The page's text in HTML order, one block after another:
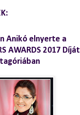
Anikó elnyerte a
AWARDS 2017 Díját